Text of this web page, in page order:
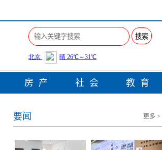
搜索
房产 社会 教育
要闻 更多 >